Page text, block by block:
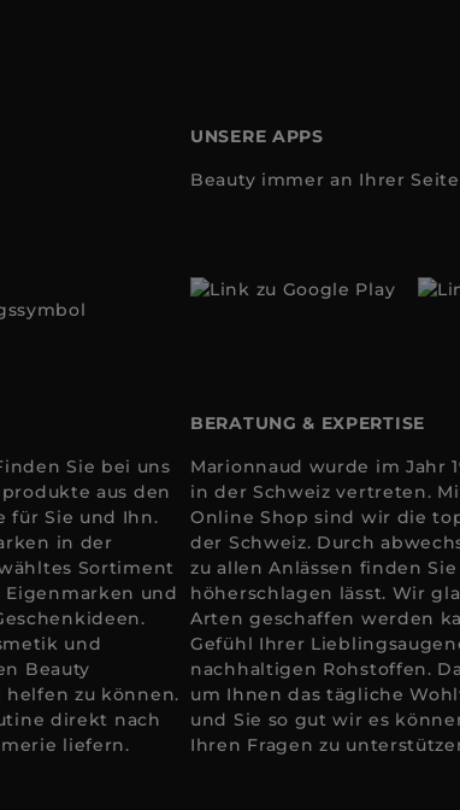
UNSERE APPS
Beauty immer an Ihrer
Sie bei uns
aus den
für Sie und Ihn.
in der
Sortiment
und
und
Beauty
zu können.
direkt nach
liefern.
BERATUNG & EXPERTISE
Marionnaud wurde im Jahr
in der Schweiz vertreten.
Online Shop sind wir die
der Schweiz. Durch
zu allen Anlässen finden
höherschlagen lässt. Wir
Arten geschaffen werden
Gefühl Ihrer
nachhaltigen Rohstoffen.
um Ihnen das tägliche
und Sie so gut wir es
Ihren Fragen zu